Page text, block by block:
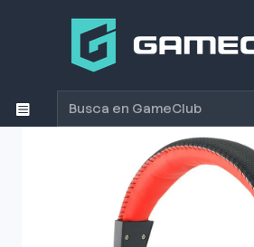
Productos
Audífono Gamer Redragon Ares Black